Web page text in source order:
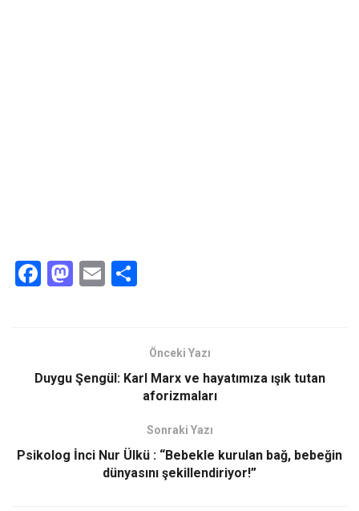
F
o
M
d
E
Önceki Yazı
Duygu Şengül: Karl Marx ve hayatımıza ışık tutan
aforizmaları
Sonraki Yazı
Psikolog İnci Nur Ülkü : “Bebekle kurulan bağ, bebeğin
dünyasını şekillendiriyor!”